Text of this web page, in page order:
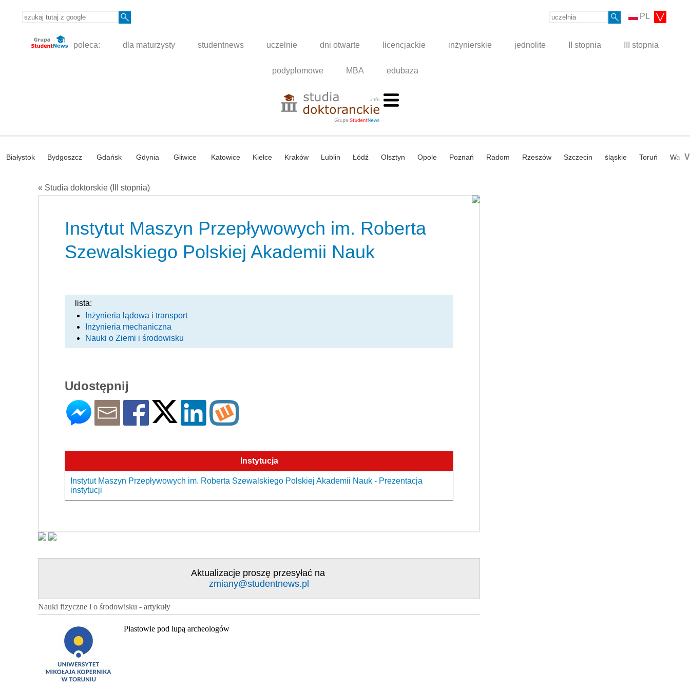
PL
poleca: dla maturzysty studentnews uczelnie dni otwarte licencjackie inżynierskie jednolite II stopnia III stopnia
podyplomowe MBA edubaza
Białystok Bydgoszcz Gdańsk Gdynia Gliwice Katowice Kielce Kraków Lublin Łódź Olsztyn Opole Poznań Radom Rzeszów Szczecin śląskie Toruń V
« Studia doktorskie (III stopnia)
Instytut Maszyn Przepływowych im. Roberta
Szewalskiego Polskiej Akademii Nauk
lista:
Inżynieria lądowa i transport
Inżynieria mechaniczna
Nauki o Ziemi i środowisku
Udostępnij
Instytucja
Instytut Maszyn Przepływowych im. Roberta Szewalskiego Polskiej Akademii Nauk - Prezentacja
instytucji
Aktualizacje proszę przesyłać na
zmiany@studentnews.pl
Nauki fizyczne i o środowisku - artykuły
Piastowie pod lupą archeologów